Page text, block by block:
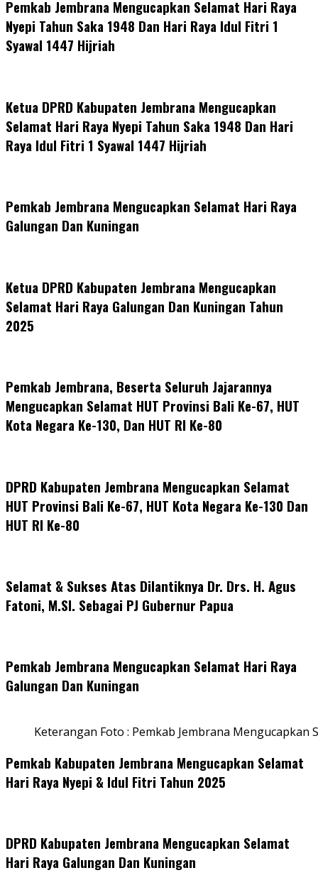
Pemkab Jembrana Mengucapkan Selamat Hari Raya
Nyepi Tahun Saka 1948 Dan Hari Raya Idul Fitri 1
Syawal 1447 Hijriah
Ketua DPRD Kabupaten Jembrana Mengucapkan
Selamat Hari Raya Nyepi Tahun Saka 1948 Dan Hari
Raya Idul Fitri 1 Syawal 1447 Hijriah
Pemkab Jembrana Mengucapkan Selamat Hari Raya
Galungan Dan Kuningan
Ketua DPRD Kabupaten Jembrana Mengucapkan
Selamat Hari Raya Galungan Dan Kuningan Tahun
2025
Pemkab Jembrana, Beserta Seluruh Jajarannya
Mengucapkan Selamat HUT Provinsi Bali Ke-67, HUT
Kota Negara Ke-130, Dan HUT RI Ke-80
DPRD Kabupaten Jembrana Mengucapkan Selamat
HUT Provinsi Bali Ke-67, HUT Kota Negara Ke-130 Dan
HUT RI Ke-80
Selamat & Sukses Atas Dilantiknya Dr. Drs. H. Agus
Fatoni, M.SI. Sebagai PJ Gubernur Papua
Pemkab Jembrana Mengucapkan Selamat Hari Raya
Galungan Dan Kuningan
Keterangan Foto : Pemkab Jembrana Mengucapkan
Pemkab Kabupaten Jembrana Mengucapkan Selamat
Hari Raya Nyepi & Idul Fitri Tahun 2025
DPRD Kabupaten Jembrana Mengucapkan Selamat
Hari Raya Galungan Dan Kuningan